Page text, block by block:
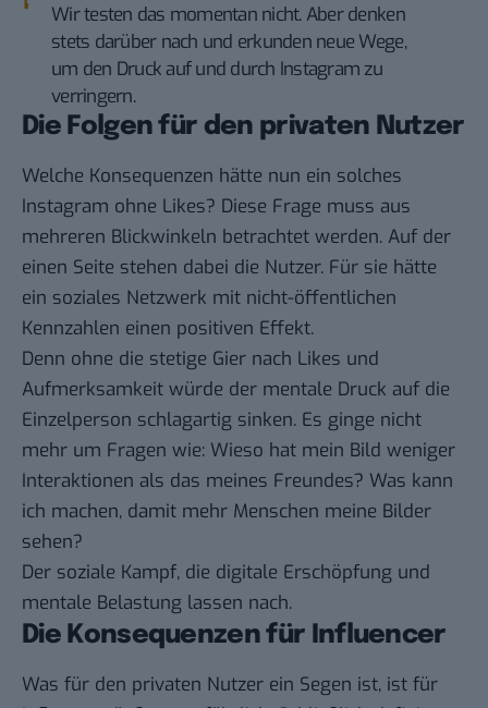
Wir testen das momentan nicht. Aber denken
stets darüber nach und erkunden neue Wege,
um den Druck auf und durch Instagram zu
verringern.
Die Folgen für den privaten Nutzer
Welche Konsequenzen hätte nun ein solches
Instagram ohne Likes? Diese Frage muss aus
mehreren Blickwinkeln betrachtet werden. Auf der
einen Seite stehen dabei die Nutzer. Für sie hätte
ein soziales Netzwerk mit nicht-öffentlichen
Kennzahlen einen positiven Effekt.
Denn ohne die stetige Gier nach Likes und
Aufmerksamkeit würde der mentale Druck auf die
Einzelperson schlagartig sinken. Es ginge nicht
mehr um Fragen wie: Wieso hat mein Bild weniger
Interaktionen als das meines Freundes? Was kann
ich machen, damit mehr Menschen meine Bilder
sehen?
Der soziale Kampf, die digitale Erschöpfung und
mentale Belastung lassen nach.
Die Konsequenzen für Influencer
Was für den privaten Nutzer ein Segen ist, ist für